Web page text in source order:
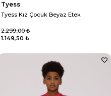
Tyess
Tyess Kız Çocuk Beyaz Etek
1.149,50 ₺
2.299,00 ₺